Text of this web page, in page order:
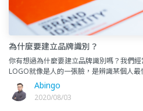
為什麼要建立品牌識別？
你有想過為什麼要建立品牌識別嗎？我們
LOGO就像是人的一張臉，是辨識某個人
常也是來自於臉。但是完整的品牌識別設
Abingo
2020/08/03